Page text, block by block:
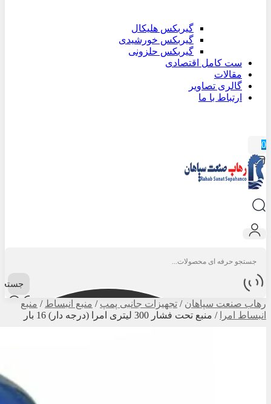
گیربکس هلیکال
گیربکس خورشیدی
گیربکس حلزونی
ست کامل اقتصادی
مقالات
گالری تصاویر
ارتباط با ما
0
رهاب صنعت سپاهان / تجهیزات جانبی پمپ / منبع انبساط / منبع
انبساط امرا
/ منبع تحت فشار 300 لیتری امرا (درجه دار) 16 بار